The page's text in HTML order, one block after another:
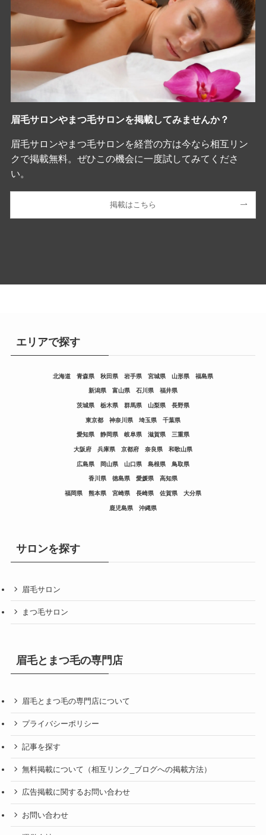
眉毛サロンやまつ毛サロンを掲載してみませんか？
眉毛サロンやまつ毛サロンを経営の方は今なら相互リン
クで掲載無料。ぜひこの機会に一度試してみてくださ
い。
掲載はこちら
エリアで探す
北海道 青森県 秋田県 岩手県 宮城県 山形県 福島県
新潟県 富山県 石川県 福井県
茨城県 栃木県 群馬県 山梨県 長野県
東京都 神奈川県 埼玉県 千葉県
愛知県 静岡県 岐阜県 滋賀県 三重県
大阪府 兵庫県 京都府 奈良県 和歌山県
広島県 岡山県 山口県 島根県 鳥取県
香川県 徳島県 愛媛県 高知県
福岡県 熊本県 宮崎県 長崎県 佐賀県 大分県
鹿児島県 沖縄県
サロンを探す
眉毛サロン
まつ毛サロン
眉毛とまつ毛の専門店
眉毛とまつ毛の専門店について
プライバシーポリシー
記事を探す
無料掲載について（相互リンク_ブログへの掲載方法）
広告掲載に関するお問い合わせ
お問い合わせ